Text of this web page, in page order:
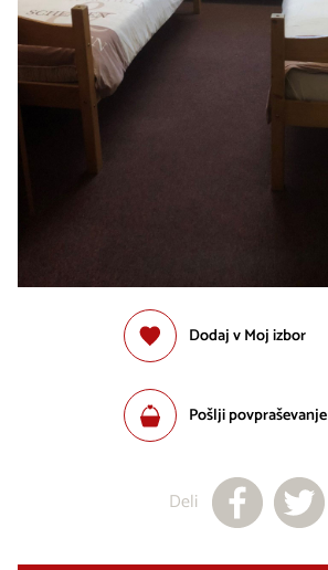
Dodaj v Moj izbor
Pošlji povpraševanje
Deli